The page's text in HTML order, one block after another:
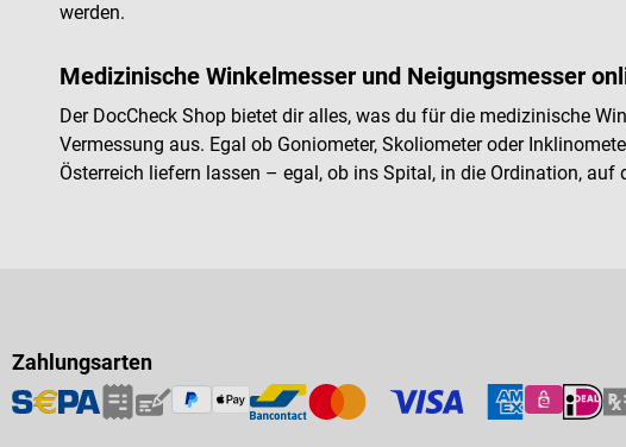
werden.
Medizinische Winkelmesser und Neigungsmesser
Der DocCheck Shop bietet dir alles, was du für die medizinische
Vermessung aus. Egal ob Goniometer, Skoliometer oder
Österreich liefern lassen – egal, ob ins Spital, in die Ordination,
Zahlungsarten